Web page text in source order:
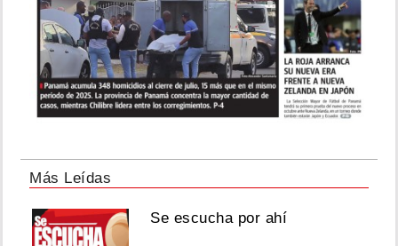
Más Leídas
Se escucha por ahí